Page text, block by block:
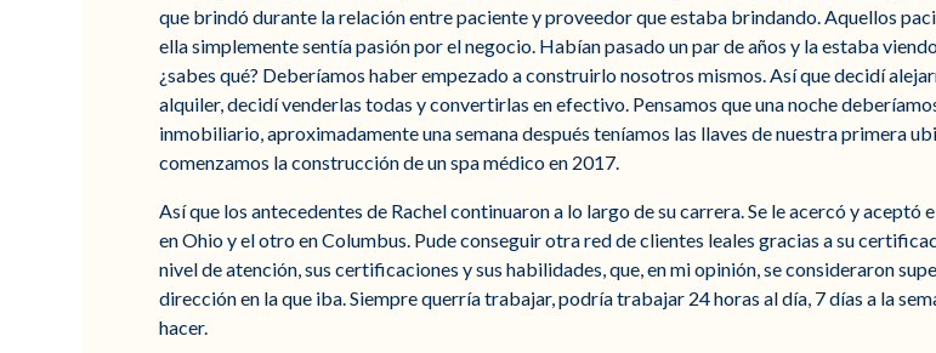
que brindó durante la relación entre paciente y proveedor que estaba brindando. Aquellos
ella simplemente sentía pasión por el negocio. Habían pasado un par de años y la estaba
¿sabes qué? Deberíamos haber empezado a construirlo nosotros mismos. Así que decidí
alquiler, decidí venderlas todas y convertirlas en efectivo. Pensamos que una noche
inmobiliario, aproximadamente una semana después teníamos las llaves de nuestra primera
comenzamos la construcción de un spa médico en 2017.
Así que los antecedentes de Rachel continuaron a lo largo de su carrera. Se le acercó y
en Ohio y el otro en Columbus. Pude conseguir otra red de clientes leales gracias a su
nivel de atención, sus certificaciones y sus habilidades, que, en mi opinión, se consideraron
dirección en la que iba. Siempre querría trabajar, podría trabajar 24 horas al día, 7 días a la
hacer.